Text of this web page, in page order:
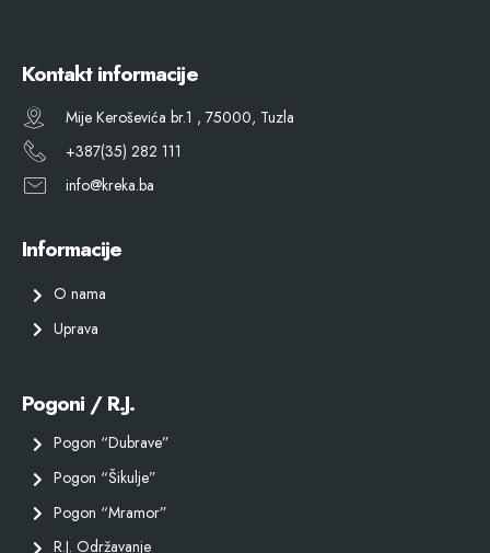
Kontakt informacije
Mije Keroševića br.1 , 75000, Tuzla
+387(35) 282 111
info@kreka.ba
Informacije
O nama
Uprava
Pogoni / R.J.
Pogon “Dubrave”
Pogon “Šikulje”
Pogon “Mramor”
R.J. Održavanje